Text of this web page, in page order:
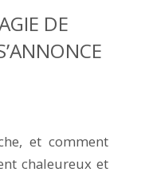
DE
et comment
chaleureux et